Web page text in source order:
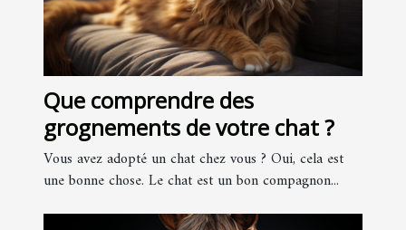
Que comprendre des
grognements de votre chat ?
Vous avez adopté un chat chez vous ? Oui, cela est
une bonne chose. Le chat est un bon compagnon...